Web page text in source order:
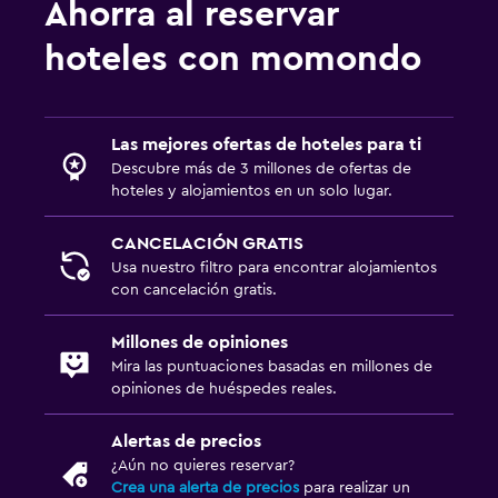
Ahorra al reservar
hoteles con momondo
Las mejores ofertas de hoteles para ti
Descubre más de 3 millones de ofertas de
hoteles y alojamientos en un solo lugar.
CANCELACIÓN GRATIS
Usa nuestro filtro para encontrar alojamientos
con cancelación gratis.
Millones de opiniones
Mira las puntuaciones basadas en millones de
opiniones de huéspedes reales.
Alertas de precios
¿Aún no quieres reservar?
Crea una alerta de precios para realizar un